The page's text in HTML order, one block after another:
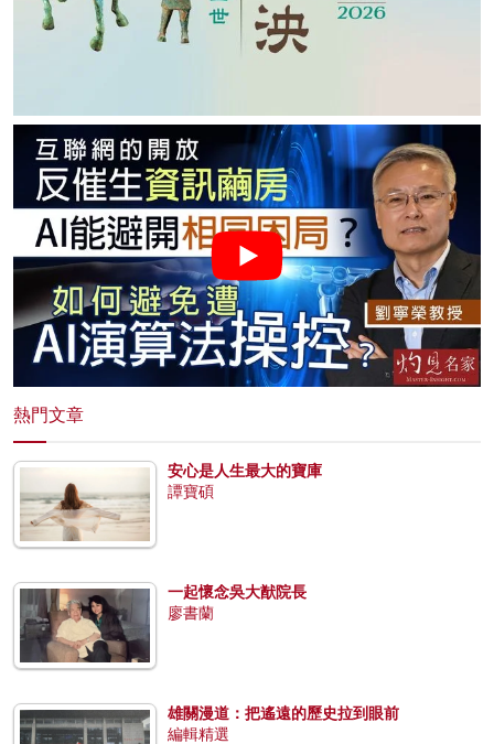
熱門文章
安心是人生最大的寶庫
譚寶碩
一起懷念吳大猷院長
廖書蘭
雄關漫道：把遙遠的歷史拉到眼前
編輯精選